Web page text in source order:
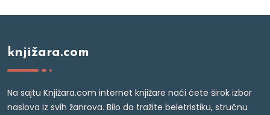
knjižara.com
Na sajtu Knjižara.com internet knjižare naći ćete širok izbor
naslova iz svih žanrova. Bilo da tražite beletristiku, stručnu